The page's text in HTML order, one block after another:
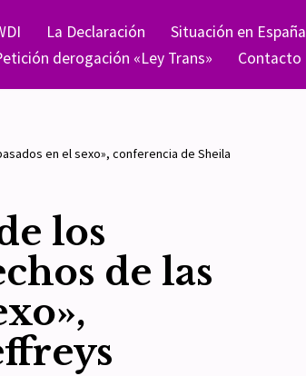
La Declaración
Situación en España
derogación «Ley Trans»
Contacto
en el sexo», conferencia de Sheila
los
de las